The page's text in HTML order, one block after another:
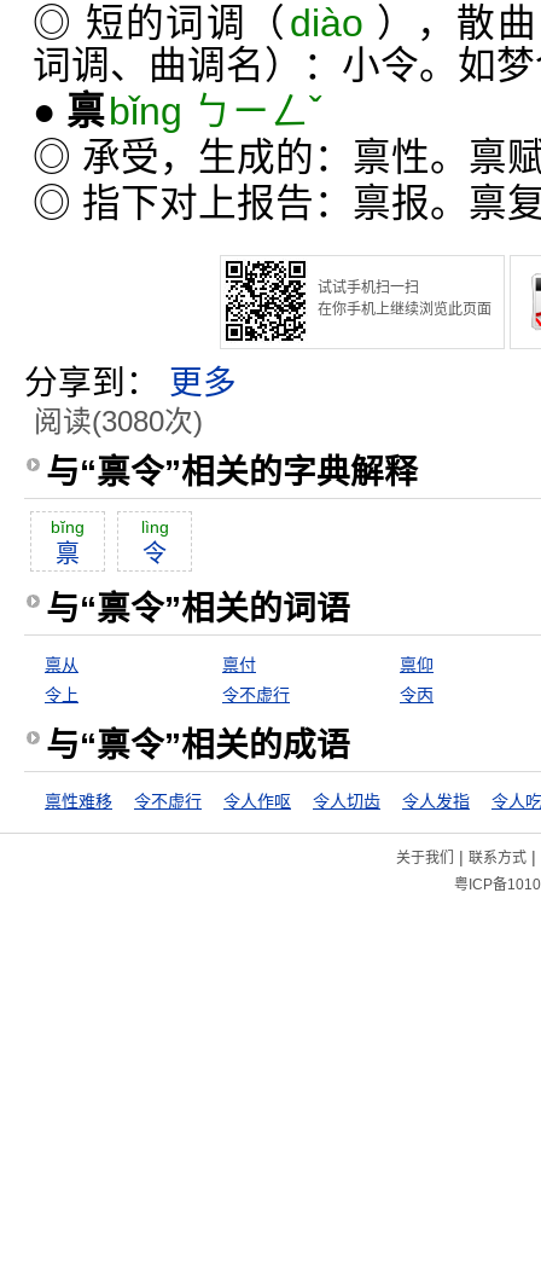
◎ 短的词调（ diào ），散
词调、曲调名）：小令。如
● 禀bǐng ㄅㄧㄥˇ
◎ 承受，生成的：禀性。禀
◎ 指下对上报告：禀报。禀
试试手机扫一扫
在你手机上继续浏览此页面
分享到： 更多
阅读(3080次)
与“禀令”相关的字典解释
bĭng
禀
lìng
令
与“禀令”相关的词语
禀从 禀付
禀仰
令上
令不虚行 令丙
与“禀令”相关的成语
禀性难移 令不虚行 令人作呕 令人切齿 令人发指 令人
关于我们 | 联系方式|
粤ICP备